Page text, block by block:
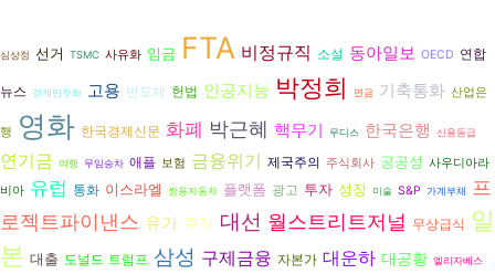
심상정 선거 TSMC 사유화 임금 FTA 비정규직 소설 동아일보 OECD 연합
뉴스 경제민주화 고용 반도체 헌법 인공지능 박정희 연금 기축통화 산업은
행 영화 한국경제신문 화폐 박근혜 핵무기 무디스 한국은행 신용등급
연기금 여행 무임승차 애플 보험 금융위기 제국주의 주식회사 공공성 사우디아라
비아 유럽 통화 이스라엘 쌍용자동차 플랫폼 광고 투자 성장 미술 S&P 가계부채
프
로젝트파이낸스 유가 주식 대선 월스트리트저널 무상급식 일
본 대출 도널드 트럼프 삼성 구제금융 자본가 대운하 대공황 엘리자베스